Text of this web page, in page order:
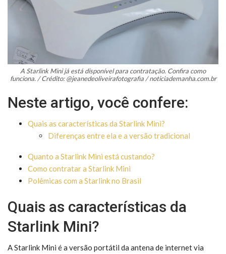
A Starlink Mini já está disponível para contratação. Confira como
funciona. / Crédito: @jeanedeoliveirafotografia / noticiademanha.com.br
Neste artigo, você confere:
Quais as características da Starlink Mini?
Diferenças entre ela e a versão tradicional
Quanto a Starlink Mini está custando?
Como contratar a Starlink Mini
Polêmicas com a Starlink no Brasil
Quais as características da
Starlink Mini?
A Starlink Mini é a versão portátil da antena de internet via